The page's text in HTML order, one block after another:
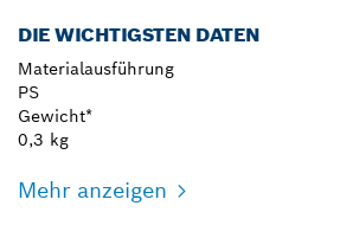
DIE WICHTIGSTEN DATEN
Materialausführung
PS
Gewicht*
0,3 kg
Mehr anzeigen